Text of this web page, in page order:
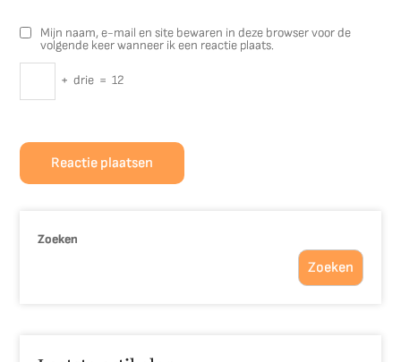
Mijn naam, e-mail en site bewaren in deze browser voor de
volgende keer wanneer ik een reactie plaats.
+ drie = 12
Zoeken
Zoeken